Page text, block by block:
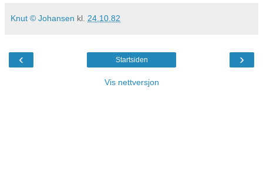
Knut © Johansen kl. 24.10.82
‹ ›
Startsiden
Vis nettversjon